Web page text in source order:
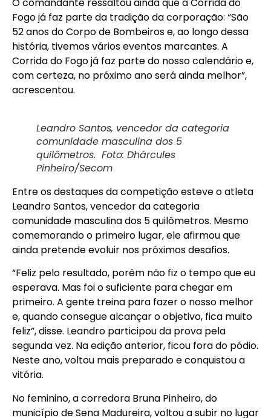
Fogo já faz parte da tradição da corporação: “São
52 anos do Corpo de Bombeiros e, ao longo dessa
história, tivemos vários eventos marcantes. A
Corrida do Fogo já faz parte do nosso calendário e,
com certeza, no próximo ano será ainda melhor”,
acrescentou.
Leandro Santos, vencedor da categoria
comunidade masculina dos 5
quilômetros. Foto: Dhárcules
Pinheiro/Secom
Entre os destaques da competição esteve o atleta
Leandro Santos, vencedor da categoria
comunidade masculina dos 5 quilômetros. Mesmo
comemorando o primeiro lugar, ele afirmou que
ainda pretende evoluir nos próximos desafios.
“Feliz pelo resultado, porém não fiz o tempo que eu
esperava. Mas foi o suficiente para chegar em
primeiro. A gente treina para fazer o nosso melhor
e, quando consegue alcançar o objetivo, fica muito
feliz”, disse. Leandro participou da prova pela
segunda vez. Na edição anterior, ficou fora do pódio.
Neste ano, voltou mais preparado e conquistou a
vitória.
No feminino, a corredora Bruna Pinheiro, do
município de Sena Madureira, voltou a subir no lugar